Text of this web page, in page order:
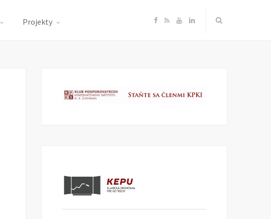
Projekty F
e
R Y
T
L
k